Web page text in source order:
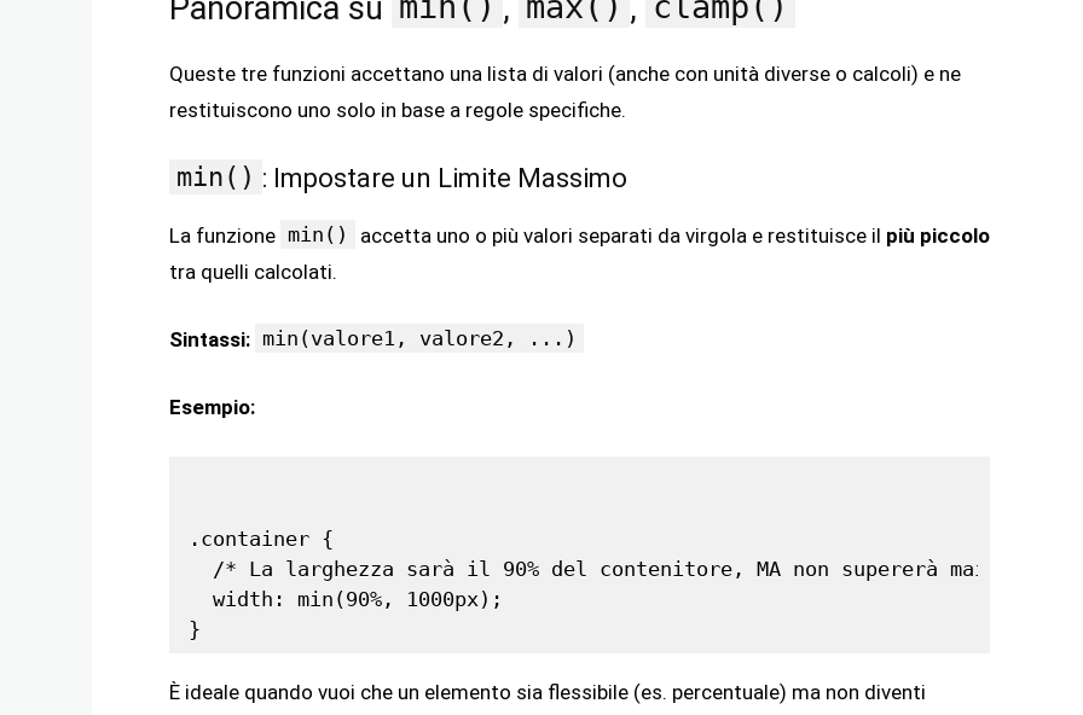
Panoramica su , ,
Queste tre funzioni accettano una lista di valori (anche con unità diverse o calcoli) e ne
restituiscono uno solo in base a regole specifiche.
min() : Impostare un Limite Massimo
La funzione min() accetta uno o più valori separati da virgola e restituisce il più piccolo
tra quelli calcolati.
Sintassi: min(valore1, valore2, ...)
Esempio:
.container {
/* La larghezza sarà il 90% del contenitore, MA non supererà mai i
  width: min(90%, 1000px);
È ideale quando vuoi che un elemento sia flessibile (es. percentuale) ma non diventi